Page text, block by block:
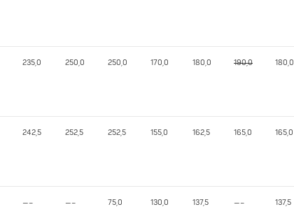
235,0 250,0 250,0 170,0 180,0 190,0 180,0
242,5 252,5 252,5 155,0 162,5 165,0 165,0
—– —– 75,0 130,0 137,5 —– 137,5